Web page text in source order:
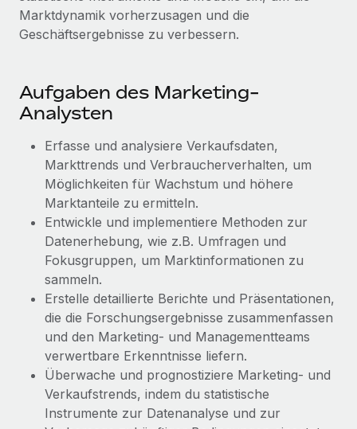
Mühelose Verwaltung von Benefits
Neues zu Remote-Produkten: Integration mit
Gusto und Zero und Contractor Management
Plus
aller Größen dabei unterstützen, die beste...
Mehr erfahren
Wie Phiture 55 Mitarbeiter:innen in 19 Ländern
mit Remote verwaltet
Phiture ist der unumstrittene Marktführer im Bereich der
Wachstumsberatung für mobile Apps. Das...
Mehr erfahren
Marktdynamik vorherzusagen und die
Geschäftsergebnisse zu verbessern.
Aufgaben des Marketing-
Analysten
Erfasse und analysiere Verkaufsdaten,
Markttrends und Verbraucherverhalten, um
Möglichkeiten für Wachstum und höhere
Marktanteile zu ermitteln.
Entwickle und implementiere Methoden zur
Datenerhebung, wie z.B. Umfragen und
Fokusgruppen, um Marktinformationen zu
sammeln.
Erstelle detaillierte Berichte und Präsentationen,
die die Forschungsergebnisse zusammenfassen
und den Marketing- und Managementteams
verwertbare Erkenntnisse liefern.
Überwache und prognostiziere Marketing- und
Verkaufstrends, indem du statistische
Instrumente zur Datenanalyse und zur